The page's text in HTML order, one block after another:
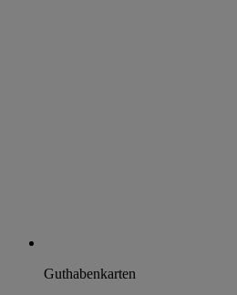
Guthabenkarten